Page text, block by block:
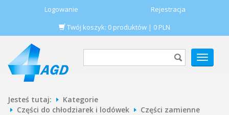
Logowanie
Rejestracja
Twój koszyk: 0 produktów | 0 PLN
POKAŻ
MENU
Jesteś tutaj:
Kategorie
Części do chłodziarek i lodówek
Części zamienne